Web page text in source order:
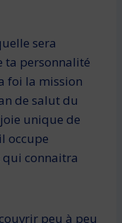
sera
ta personnalité
foi la mission
de salut du
unique de
occupe
qui connaitra
peu à peu